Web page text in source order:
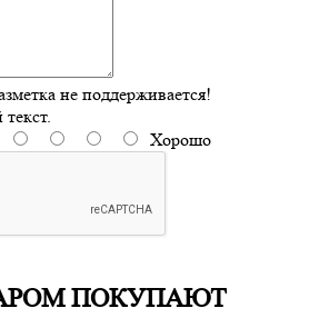
не поддерживается!
Хорошо
ПОКУПАЮТ